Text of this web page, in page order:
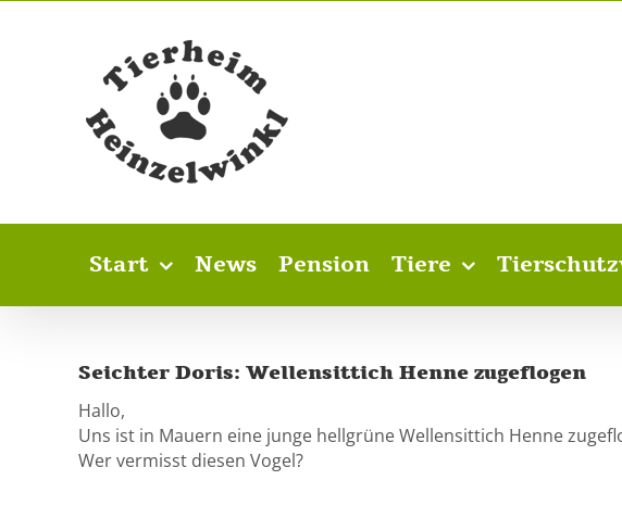
Start News Pension Tiere
Seichter Doris: Wellensittich Henne zugeflogen
Hallo,
Uns ist in Mauern eine junge hellgrüne Wellensittich Henne
Wer vermisst diesen Vogel?